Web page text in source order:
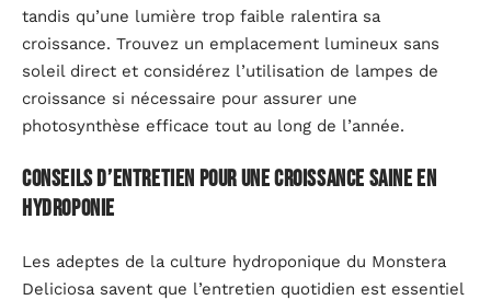
tandis qu’une lumière trop faible ralentira sa
croissance. Trouvez un emplacement lumineux sans
soleil direct et considérez l’utilisation de lampes de
croissance si nécessaire pour assurer une
photosynthèse efficace tout au long de l’année.
Conseils d’entretien pour une croissance saine en
hydroponie
Les adeptes de la culture hydroponique du Monstera
Deliciosa savent que l’entretien quotidien est essentiel